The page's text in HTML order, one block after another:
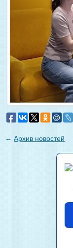
← Архив новостей